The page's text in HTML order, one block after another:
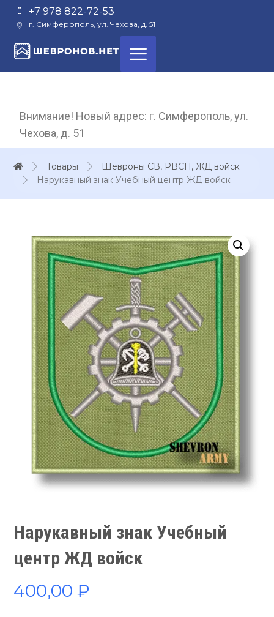
+7 978 822-72-53
г. Симферополь, ул. Чехова, д. 51
Внимание! Новый адрес: г. Симферополь, ул.
Чехова, д. 51
Товары
Шевроны СВ, РВСН, ЖД войск
Нарукавный знак Учебный центр ЖД войск
Нарукавный знак Учебный
центр ЖД войск
400,00₽